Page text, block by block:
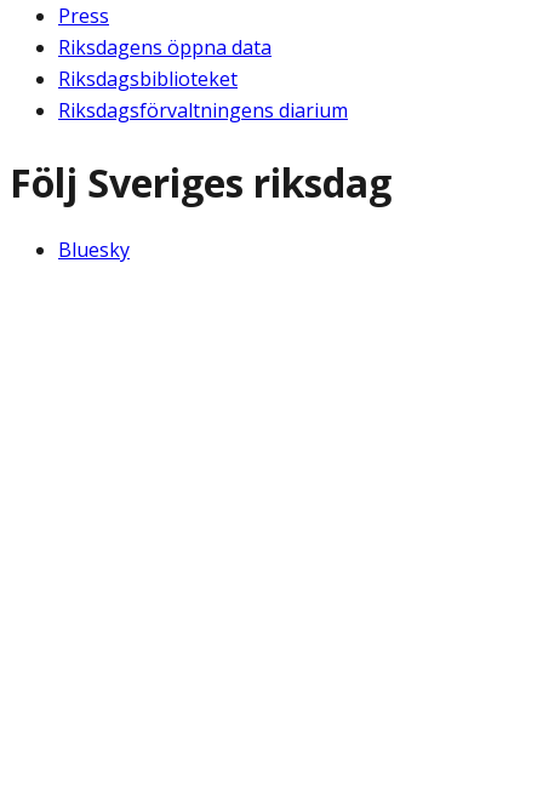
Press
Riksdagens öppna data
Riksdagsbiblioteket
Riksdagsförvaltningens diarium
Följ Sveriges riksdag
Bluesky